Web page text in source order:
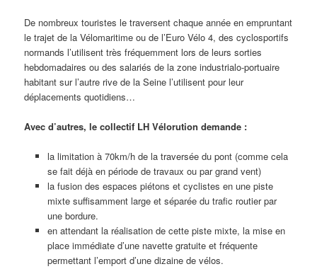
De nombreux touristes le traversent chaque année en empruntant
le trajet de la Vélomaritime ou de l’Euro Vélo 4, des cyclosportifs
normands l’utilisent très fréquemment lors de leurs sorties
hebdomadaires ou des salariés de la zone industrialo-portuaire
habitant sur l’autre rive de la Seine l’utilisent pour leur
déplacements quotidiens…
Avec d’autres, le collectif LH Vélorution demande :
la limitation à 70km/h de la traversée du pont (comme cela
se fait déjà en période de travaux ou par grand vent)
la fusion des espaces piétons et cyclistes en une piste
mixte suffisamment large et séparée du trafic routier par
une bordure.
en attendant la réalisation de cette piste mixte, la mise en
place immédiate d’une navette gratuite et fréquente
permettant l’emport d’une dizaine de vélos.